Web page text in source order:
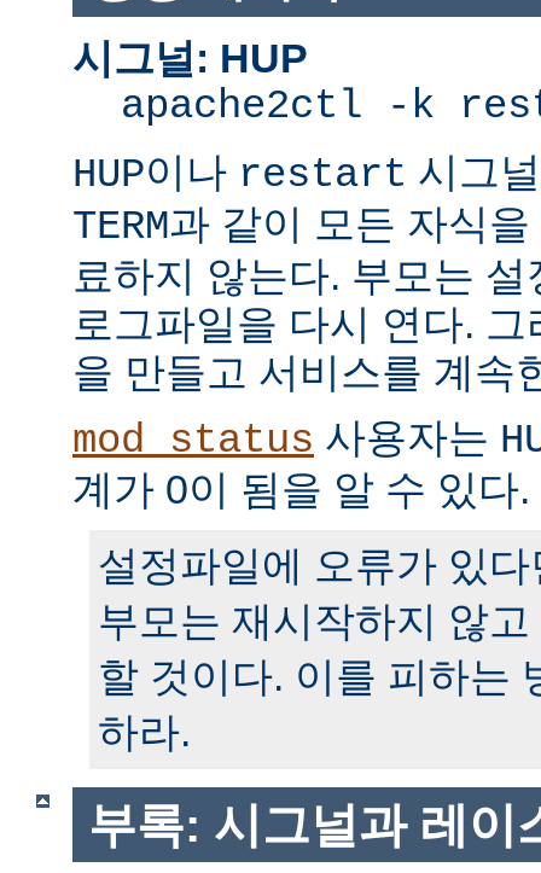
시그널: HUP
apache2ctl -k
HUP이나 restart 시그
TERM과 같이 모든 자식
료하지 않는다. 부모는
로그파일을 다시 연다.
을 만들고 서비스를 계속
mod_status 사용자는
계가 0이 됨을 알 수 있다.
설정파일에 오류가 있
부모는 재시작하지 않
할 것이다. 이를 피하는
하라.
부록: 시그널과 레이